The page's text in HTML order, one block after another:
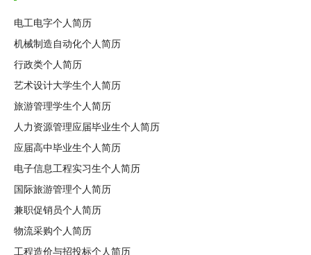
电工电字个人简历
机械制造自动化个人简历
行政类个人简历
艺术设计大学生个人简历
旅游管理学生个人简历
人力资源管理应届毕业生个人简历
应届高中毕业生个人简历
电子信息工程实习生个人简历
国际旅游管理个人简历
兼职促销员个人简历
物流采购个人简历
工程造价与招投标个人简历